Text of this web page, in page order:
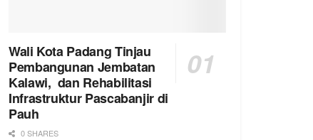
Wali Kota Padang Tinjau
Pembangunan Jembatan
Kalawi, dan Rehabilitasi
Infrastruktur Pascabanjir di
Pauh
0 SHARES